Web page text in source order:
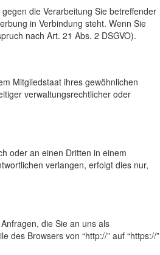
die Verarbeitung Sie betreffender
in Verbindung steht. Wenn Sie
nach Art. 21 Abs. 2 DSGVO).
Mitgliedstaat ihres gewöhnlichen
verwaltungsrechtlicher oder
oder an einen Dritten in einem
verlangen, erfolgt dies nur,
die Sie an uns als
des Browsers von “http://” auf “https://”